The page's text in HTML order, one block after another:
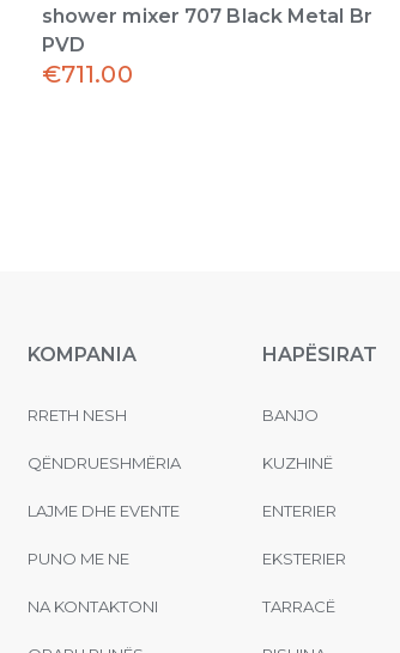
shower mixer 707 Black Metal Br
PVD
€711.00
KOMPANIA
RRETH NESH
QËNDRUESHMËRIA
LAJME DHE EVENTE
PUNO ME NE
NA KONTAKTONI
HAPËSIRAT
BANJO
KUZHINË
ENTERIER
EKSTERIER
TARRACË